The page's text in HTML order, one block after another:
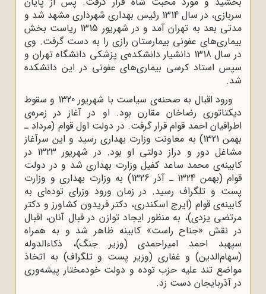
سربازى، در سال 1314 رئیس بهدارى شهردارى مشهد شد و
مدتى بعد به تهران آمد و در شهریور 1315 ریاست بخش
بیمارى‌هاى عفونى بیمارستان رازى را به دست گرفت. وى
در سال 1318 دانشیار دانشکده‌ی پزشکى دانشگاه تهران و
سپس استاد کرسى بیمارى‌هاى عفونى در این دانشکده
شد.
ورود اقبال به صحنه‌ی سیاست با شهریور 1320 و سقوط
دیکتاتورى رضاخان مقارن بود. او در آغاز در زمره‌ی
اطرافیان احمد قوام قرار گرفت. در دولت اول قوام (مرداد ـ
بهمن 1321) به معاونت وزارت بهدارى رسید و این سرآغاز
مشاغل دور و دراز دولتى او بود. در شهریور 1323 در
کابینه‌ی محمد ساعد کفیل وزارت بهدارى شد و در دولت
قوام (بهمن 1324 ـ آذر 1326) به وزارت بهدارى و وزارت
پست و تلگراف رسید. در زمان ورود وزراى توده‌اى به
کابینه‌ی قوام (ایرج اسکندرى، دکتر فریدون کشاورز و دکتر
مرتضى یزدى)، به منظور ایجاد توازن در قبال آنان، اقبال
در نقش «جناح راست» کابینه ظاهر شد و به همراه
سپهبد احمد امیراحمدى (وزیر جنگ)، ذکاءالدوله
(سهام‌الدین) و غفارى (وزیر پست و تلگراف) به اتخاذ
مواضع تند علیه حزب توده و دولت خودمختار پیشه‌ورى
در آذربایجان دست زد.